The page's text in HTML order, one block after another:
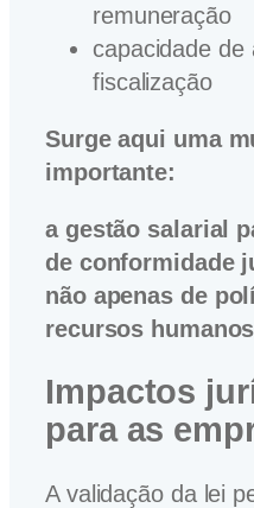
remuneração
capacidade de
fiscalização
Surge aqui uma
importante:
a gestão salarial
de conformidade
não apenas de
recursos
Impactos
para as
A validação da lei